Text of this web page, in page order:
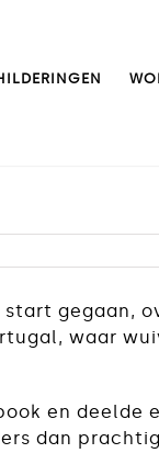
start gegaan,
waar
en deelde
dan